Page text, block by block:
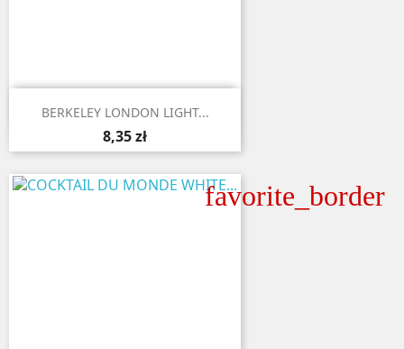
 Aperçu rapide
BERKELEY LONDON LIGHT...
8,35 zł
favorite_border